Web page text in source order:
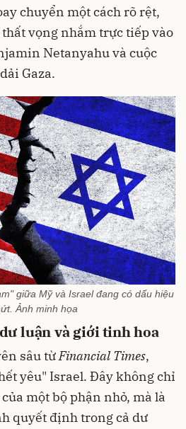
chuyển một cách rõ rệt,
vọng nhắm trực tiếp vào
Netanyahu và cuộc
Gaza.
giữa Mỹ và Israel đang có dấu hiệu
Ảnh minh họa
luận và giới tinh hoa
sâu từFinancial Times,
yêu" Israel. Đây không chỉ
một bộ phận nhỏ, mà là
quyết định trong cả dư